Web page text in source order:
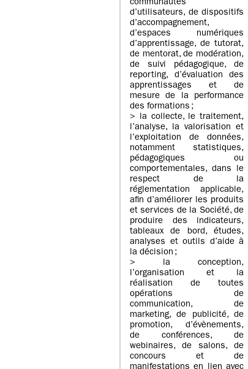
communautés
d’utilisateurs, de dispositifs
d’accompagnement,
d’espaces numériques
d’apprentissage, de tutorat,
de mentorat, de modération,
de suivi pédagogique, de
reporting, d’évaluation des
apprentissages et de
mesure de la performance
des formations ;
> la collecte, le traitement,
l’analyse, la valorisation et
l’exploitation de données,
notamment statistiques,
pédagogiques ou
comportementales, dans le
respect de la
réglementation applicable,
afin d’améliorer les produits
et services de la Société, de
produire des indicateurs,
tableaux de bord, études,
analyses et outils d’aide à
la décision ;
> la conception,
l’organisation et la
réalisation de toutes
opérations de
communication, de
marketing, de publicité, de
promotion, d’évènements,
de conférences, de
webinaires, de salons, de
concours et de